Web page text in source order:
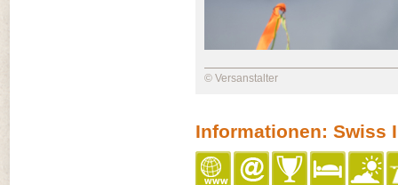
© Versanstalter
Informationen: Swiss